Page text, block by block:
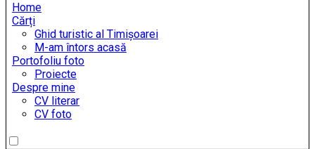
Home
Cărți
Ghid turistic al Timișoarei
M-am întors acasă
Portofoliu foto
Proiecte
Despre mine
CV literar
CV foto